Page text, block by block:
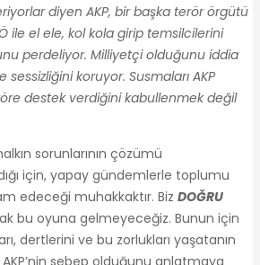
diyen AKP, bir başka terör örgütü
ile el ele, kol kola girip temsilcilerini
perdeliyor. Milliyetçi olduğunu iddia
koruyor. Susmaları AKP
destek verdiğini kabullenmek değil
sorunlarının çözümü
için, yapay gündemlerle toplumu
edeceği muhakkaktır. Biz DOĞRU
bu oyuna gelmeyeceğiz. Bunun için
dertlerini ve bu zorlukları yaşatanın
AKP’nin sebep olduğunu anlatmaya